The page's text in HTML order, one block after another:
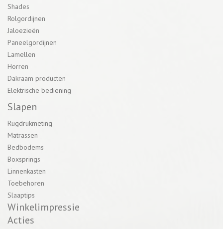
Shades
Rolgordijnen
Jaloezieën
Paneelgordijnen
Lamellen
Horren
Dakraam producten
Elektrische bediening
Slapen
Rugdrukmeting
Matrassen
Bedbodems
Boxsprings
Linnenkasten
Toebehoren
Slaaptips
Winkelimpressie
Acties